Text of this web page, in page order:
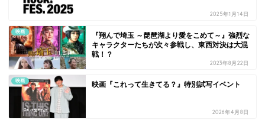
2025年1月14日
映画
『翔んで埼玉 ～琵琶湖より愛をこめて～』強烈な
キャラクターたちが次々参戦し、東西対決は大混
戦！？
2023年8月22日
映画 映画『これって生きてる？』特別試写イベント
2026年4月8日